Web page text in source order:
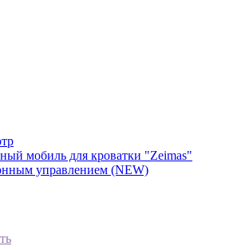
мобиль для кроватки "Zeimas"
управлением (NEW)